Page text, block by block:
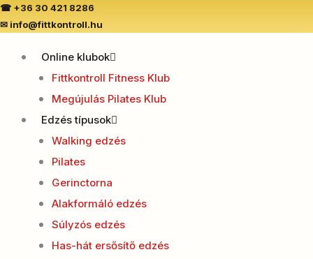
☎ +36 30 421 8286
✉ info@fittkontroll.hu
Online klubok
Fittkontroll Fitness Klub
Megújulás Pilates Klub
Edzés típusok
Walking edzés
Pilates
Gerinctorna
Alakformáló edzés
Súlyzós edzés
Has-hát ersősítő edzés